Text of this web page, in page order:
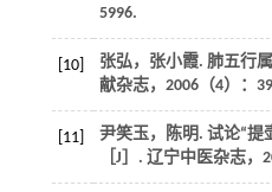
5996.
[10] 张弘，张小霞. 肺五行
献杂志， 2006（4）：
[11]
尹笑玉，陈明. 试论“提
［J］. 辽宁中医杂志，